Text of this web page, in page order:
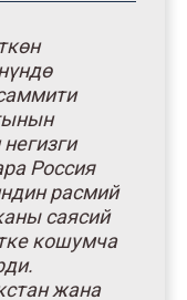
Россия
расмий
саясий
кошумча
жана